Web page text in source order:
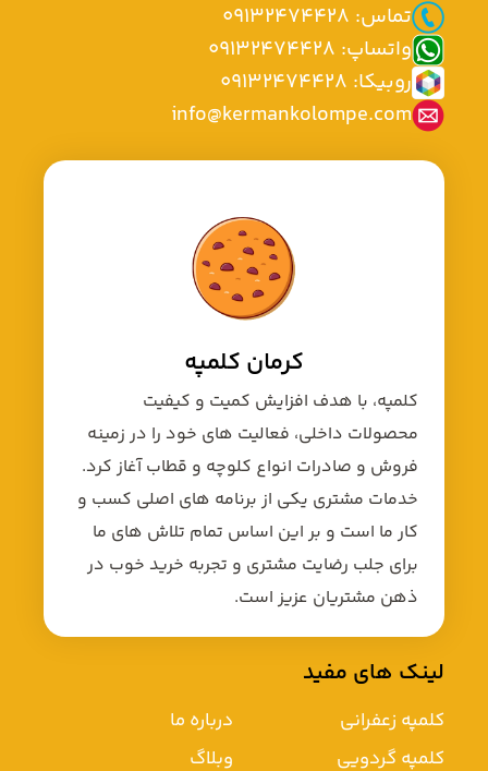
لینک های مفید
کلمپه زعفرانی
کلمپه گردویی
درباره ما
وبلاگ
کرمان کلمپه
کلمپه، با هدف افزایش کمیت و کیفیت
محصولات داخلی، فعالیت های خود را در زمینه
فروش و صادرات انواع کلوچه و قطاب آغاز کرد.
خدمات مشتری یکی از برنامه های اصلی کسب و
کار ما است و بر این اساس تمام تلاش های ما
برای جلب رضایت مشتری و تجربه خرید خوب در
ذهن مشتریان عزیز است.
تماس: 09132474428
واتساپ: 09132474428
روبیکا: 09132474428
info@kermankolompe.com